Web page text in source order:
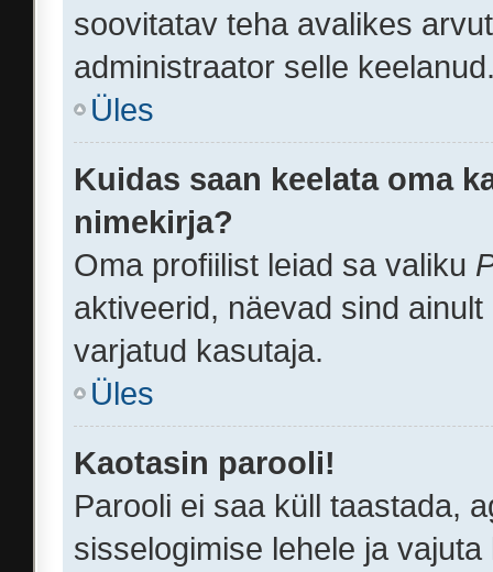
soovitatav teha avalikes
administraator selle
Üles
Kuidas saan keelata oma
nimekirja?
Oma profiilist leiad sa valiku
aktiveerid, näevad sind
varjatud kasutaja.
Üles
Kaotasin parooli!
Parooli ei saa küll taastada,
sisselogimise lehele ja